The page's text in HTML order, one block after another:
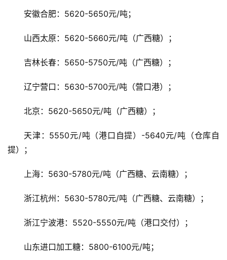
安徽合肥：5620-5650元/吨；
山西太原：5620-5660元/吨（广西糖）；
吉林长春：5650-5750元/吨（广西糖）；
辽宁营口：5630-5700元/吨（营口港）；
北京：5620-5650元/吨（广西糖）；
天津：5550元/吨（港口自提）-5640元/吨（仓库自
提）；
上海：5630-5780元/吨（广西糖、云南糖）；
浙江杭州：5630-5780元/吨（广西糖、云南糖）；
浙江宁波港：5520-5550元/吨（港口交付）；
山东进口加工糖：5800-6100元/吨；